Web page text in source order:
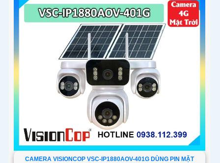
CAMERA VISIONCOP VSC-IP1880AOV-401G DÙNG PIN MẶT